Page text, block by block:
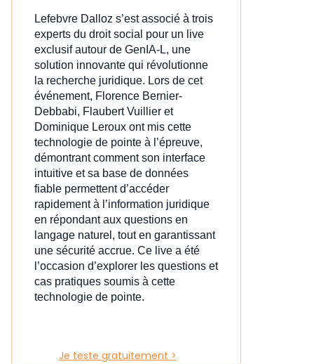
Lefebvre Dalloz s’est associé à trois
experts du droit social pour un live
exclusif autour de GenIA‑L, une
solution innovante qui révolutionne
la recherche juridique. Lors de cet
événement, Florence Bernier-
Debbabi, Flaubert Vuillier et
Dominique Leroux ont mis cette
technologie de pointe à l’épreuve,
démontrant comment son interface
intuitive et sa base de données
fiable permettent d’accéder
rapidement à l’information juridique
en répondant aux questions en
langage naturel, tout en garantissant
une sécurité accrue. Ce live a été
l’occasion d’explorer les questions et
cas pratiques soumis à cette
technologie de pointe.
Je teste gratuitement >